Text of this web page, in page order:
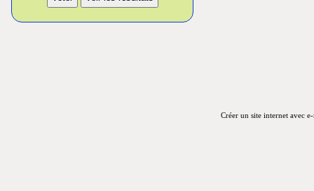
Créer un site internet avec